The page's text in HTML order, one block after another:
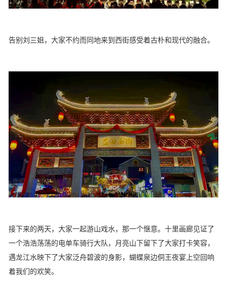
告别刘三姐，大家不约而同地来到西街感受着古朴和现代的融合。
接下来的两天，大家一起游山戏水，那一个惬意。十里画廊见证了
一个浩浩荡荡的电单车骑行大队，月亮山下留下了大家打卡笑容，
遇龙江水映下了大家泛舟碧波的身影，蝴蝶泉边侗王夜宴上空回响
着我们的欢笑。